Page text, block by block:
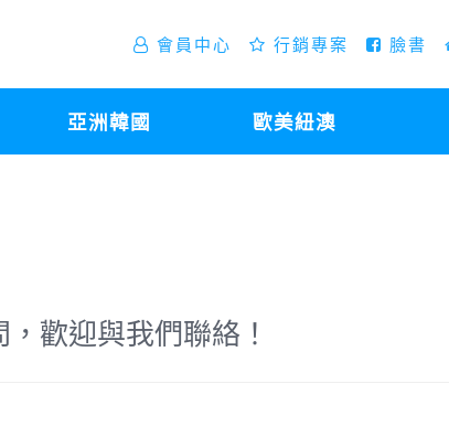
會員中心 行銷專案 臉書
亞洲韓國 歐美紐澳
歡迎與我們聯絡！